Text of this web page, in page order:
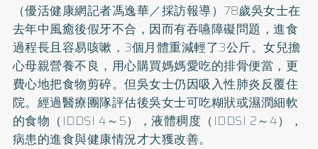
（優活健康網記者馮逸華／採訪報導）78歲吳女士在
去年中風癒後假牙不合，因而有吞嚥障礙問題，進食
過程長且容易咳嗽，3個月體重減輕了3公斤。女兒擔
心母親營養不良，用心購買媽媽愛吃的排骨便當，更
費心地把食物剪碎。但吳女士仍因吸入性肺炎反覆住
院。經過醫療團隊評估後吳女士可吃糊狀或濕潤細軟
的食物（IDDSI 4～5），液體稠度（IDDSI 2～4），
病患的進食與健康情況才大獲改善。